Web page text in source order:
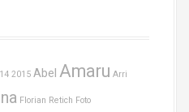
2015 Abel Amaru Arri
Florian Retich Foto